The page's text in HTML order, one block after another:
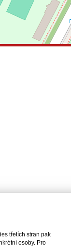
třetích stran pak
osoby. Pro